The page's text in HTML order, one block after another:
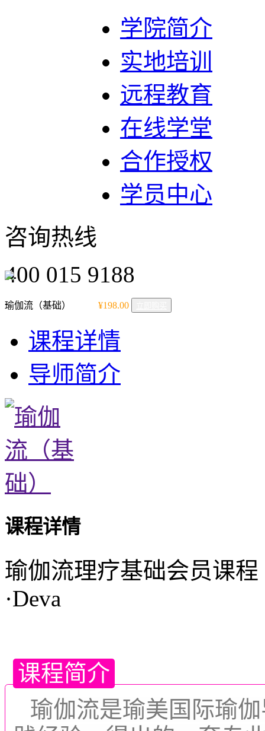
学院简介
实地培训
远程教育
在线学堂
合作授权
学员中心
咨询热线
400 015 9188
瑜伽流（基础） ¥198.00
课程详情
导师简介
课程详情
瑜伽流理疗基础会员课
·Deva
课程简介
瑜伽流是瑜美国际瑜